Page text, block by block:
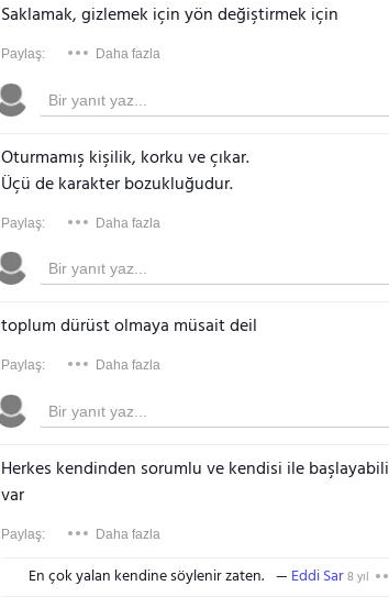
Saklamak, gizlemek için yön değiştirmek için
Paylaş: Daha fazla
Oturmamış kişilik, korku ve çıkar.
Üçü de karakter bozukluğudur.
Paylaş: Daha fazla
toplum dürüst olmaya müsait deil
Paylaş: Daha fazla
Herkes kendinden sorumlu ve kendisi ile
var
Paylaş: Daha fazla
En çok yalan kendine söylenir zaten. Eddi Sar8 yıl